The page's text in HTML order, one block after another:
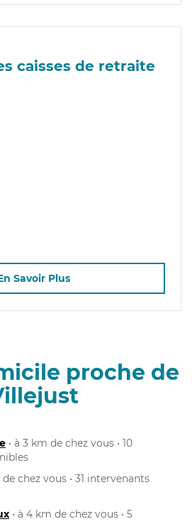
caisses de retraite
Savoir Plus
proche de
• à 3 km de chez vous • 10
de chez vous • 31 intervenants
• à 4 km de chez vous • 5